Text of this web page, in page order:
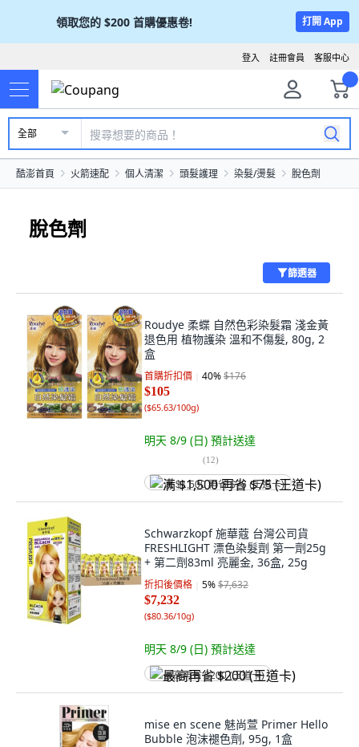
領取您的 $200 首購優惠卷! 打開 App
客服中心
註冊會員
登入
全部
酷澎首頁 火箭速配 個人清潔 頭髮護理 染髮/燙髮 脫色劑
脫色劑
篩選器
Roudye 柔蝶 自然色彩染髮霜 淺金黃
退色用 植物護染 溫和不傷髮, 80g, 2
盒
首購折扣價 40%$176
$105
($65.63/100g)
明天 8/9 (日) 預計送達
(12)
满 $1,500 再省 $75 (王道卡)
Schwarzkopf 施華蔻 台灣公司貨
FRESHLIGHT 漂色染髮劑 第一劑25g
+ 第二劑83ml 亮麗金, 36盒, 25g
折扣後價格 5%$7,632
$7,232
($80.36/10g)
明天 8/9 (日) 預計送達
最高再省 $200 (王道卡)
mise en scene 魅尚萱 Primer Hello
Bubble 泡沫褪色劑, 95g, 1盒